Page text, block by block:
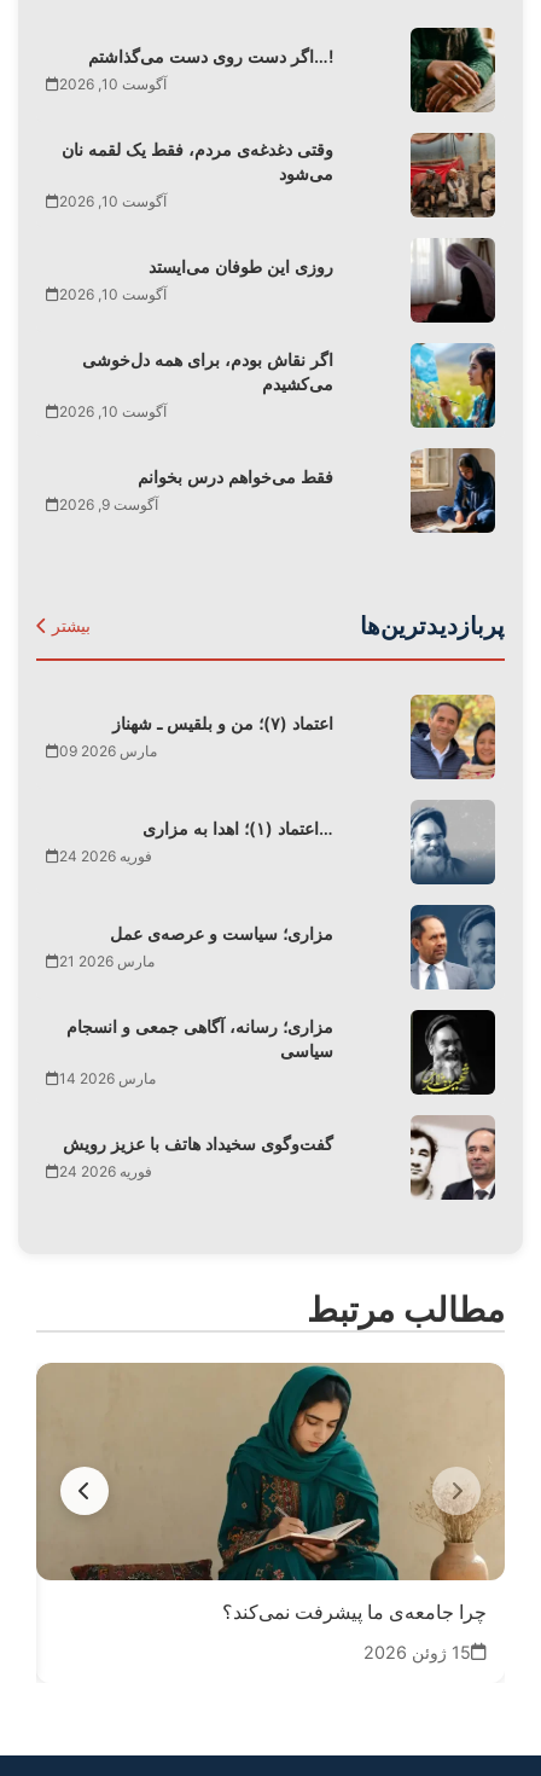
اگر دست روی دست می‌گذاشتم…!
آگوست 10, 2026
وقتی دغدغه‌ی مردم، فقط یک لقمه نان
می‌شود
آگوست 10, 2026
روزی این طوفان‌ می‌ایستد
آگوست 10, 2026
اگر نقاش بودم، برای همه دل‌خوشی
می‌کشیدم
آگوست 10, 2026
فقط می‌‌خواهم درس بخوانم
آگوست 9, 2026
پربازدیدترین‌ها بیشتر
اعتماد (۷)؛ من و بلقیس ـ شهناز
09 مارس 2026
اعتماد (۱)؛ اهدا به مزاری…
24 فوریه 2026
مزاری؛ سیاست و عرصه‌ی عمل
21 مارس 2026
مزاری؛ رسانه، آگاهی جمعی و انسجام
سیاسی
14 مارس 2026
گفت‌وگوی سخیداد هاتف با عزیز رویش
24 فوریه 2026
مطالب مرتبط
چرا جامعه‌ی ما پیشرفت نمی‌کند؟
15 ژوئن 2026